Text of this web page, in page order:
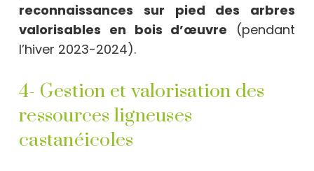
reconnaissances sur pied des arbres
valorisables en bois d’œuvre (pendant
l’hiver 2023-2024).
4- Gestion et valorisation des
ressources ligneuses
castanéicoles